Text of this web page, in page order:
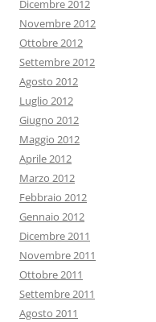
Dicembre 2012
Novembre 2012
Ottobre 2012
Settembre 2012
Agosto 2012
Luglio 2012
Giugno 2012
Maggio 2012
Aprile 2012
Marzo 2012
Febbraio 2012
Gennaio 2012
Dicembre 2011
Novembre 2011
Ottobre 2011
Settembre 2011
Agosto 2011